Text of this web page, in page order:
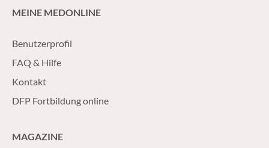
MEINE MEDONLINE
Benutzerprofil
FAQ & Hilfe
Kontakt
DFP Fortbildung online
MAGAZINE